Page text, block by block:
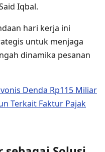
Iqbal.
hari kerja ini
untuk menjaga
dinamika pesanan
Denda Rp115 Miliar
Terkait Faktur Pajak